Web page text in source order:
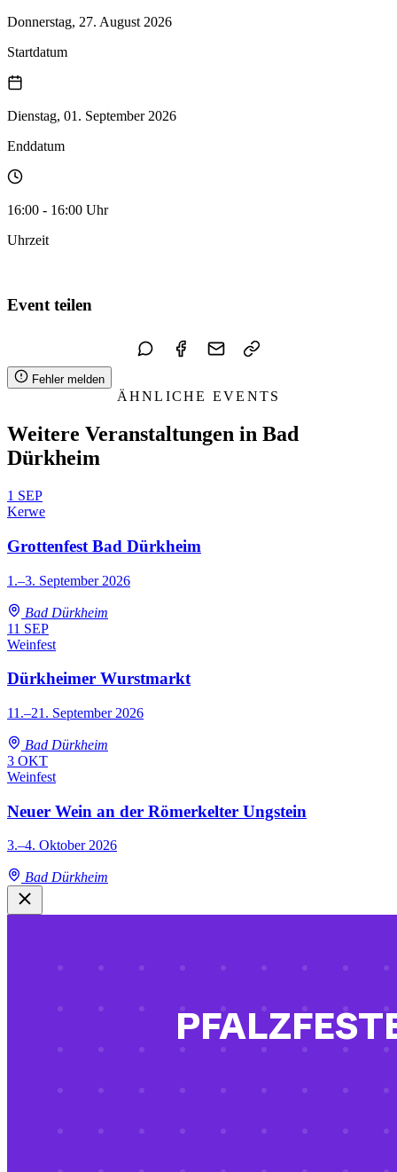
Donnerstag, 27. August 2026
Startdatum
Dienstag, 01. September 2026
Enddatum
16:00 - 16:00 Uhr
Uhrzeit
Event teilen
Fehler melden
ÄHNLICHE EVENTS
Weitere Veranstaltungen in Bad
Dürkheim
1 SEP
Kerwe
Grottenfest Bad Dürkheim
1.–3. September 2026
Bad Dürkheim
11 SEP
Weinfest
Dürkheimer Wurstmarkt
11.–21. September 2026
Bad Dürkheim
3 OKT
Weinfest
Neuer Wein an der Römerkelter Ungstein
3.–4. Oktober 2026
Bad Dürkheim